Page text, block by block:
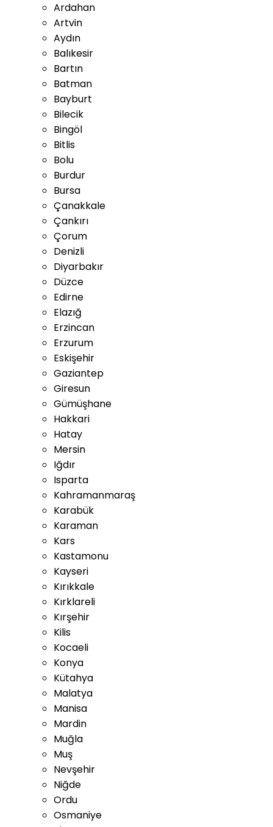
Ardahan
Artvin
Aydın
Balıkesir
Bartın
Batman
Bayburt
Bilecik
Bingöl
Bitlis
Bolu
Burdur
Bursa
Çanakkale
Çankırı
Çorum
Denizli
Diyarbakır
Düzce
Edirne
Elazığ
Erzincan
Erzurum
Eskişehir
Gaziantep
Giresun
Gümüşhane
Hakkari
Hatay
Mersin
Iğdır
Isparta
Kahramanmaraş
Karabük
Karaman
Kars
Kastamonu
Kayseri
Kırıkkale
Kırklareli
Kırşehir
Kilis
Kocaeli
Konya
Kütahya
Malatya
Manisa
Mardin
Muğla
Muş
Nevşehir
Niğde
Ordu
Osmaniye